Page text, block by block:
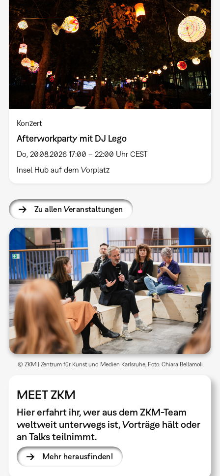
Konzert
Afterworkparty mit DJ Lego
Do, 20.08.2026 17:00 – 22:00 Uhr CEST
Insel Hub auf dem Vorplatz
Zu allen Veranstaltungen
MEET ZKM
Hier erfahrt ihr, wer aus dem ZKM-Team
weltweit unterwegs ist, Vorträge hält oder
an Talks teilnimmt.
Mehr herausfinden!
© ZKM | Zentrum für Kunst und Medien Karlsruhe, Foto: Chiara Bellamoli